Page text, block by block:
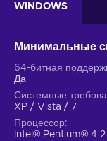
WINDOWS
Минимальные
64-битная
Да
Системные
XP / Vista / 7
Процессор
Intel® Pentium® 4